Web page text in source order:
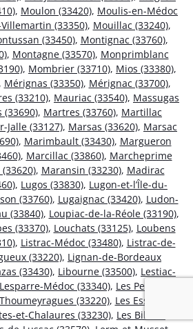
, Moulon (33420), Moulis-en-Médoc
(33350), Mouillac (33240),
(33450), Montignac (33760),
, Montagne (33570), Monprimblanc
, Mombrier (33710), Mios (33380),
Mérignas (33350), Mérignac (33700),
(33210), Mauriac (33540), Massugas
(33690), Martres (33760), Martillac
Jalle (33127), Marsas (33620), Marsac
, Marimbault (33430), Margueron
, Marcillac (33860), Marcheprime
, Maransin (33230), Madirac
, Lugos (33830), Lugon-et-l’Île-du-
(33760), Lugaignac (33420), Ludon-
(33840), Loupiac-de-la-Réole (33190),
(33370), Louchats (33125), Loubens
, Listrac-Médoc (33480), Listrac-de-
(33220), Lignan-de-Bordeaux
(33430), Libourne (33500), Lestiac-
Lesparre-Médoc (33340), Les Peintures
(33220), Les Esseintes
et-Chalaures (33230), Les Billaux